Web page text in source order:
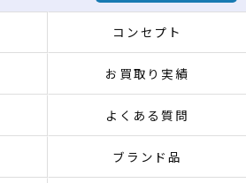
コンセプト
お買取り実績
よくある質問
ブランド品